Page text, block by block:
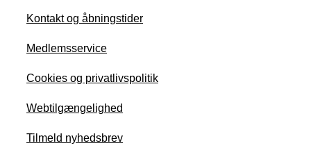
Kontakt og åbningstider
Medlemsservice
Cookies og privatlivspolitik
Webtilgængelighed
Tilmeld nyhedsbrev